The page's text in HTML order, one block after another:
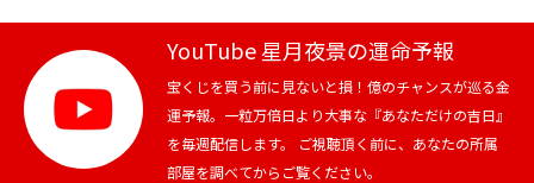
テニス
スポーツ
競馬
YouTube 星月夜景の運命予報
宝くじを買う前に見ないと損！億のチャンスが巡る金
運予報。一粒万倍日より大事な『あなただけの吉日』
を毎週配信します。 ご視聴頂く前に、あなたの所属
部屋を調べてからご覧ください。